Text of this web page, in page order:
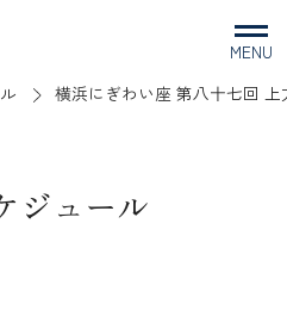
MENU
横浜にぎわい座 第八十七回
ジュール